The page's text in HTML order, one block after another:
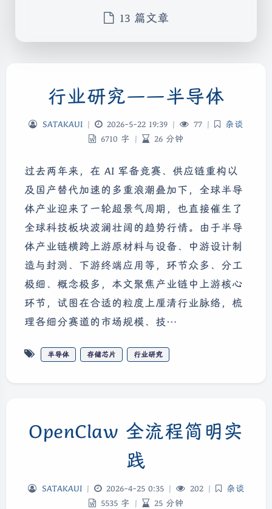
13 篇文章
行业研究——半导体
SATAKAUI | 2026-5-22 19:39 | 77 |
杂谈
6710 字 | 26 分钟
过去两年来，在 AI 军备竞赛、供应链重构以
及国产替代加速的多重浪潮叠加下，全球半导
体产业迎来了一轮超景气周期，也直接催生了
全球科技板块波澜壮阔的趋势行情。由于半导
体产业链横跨上游原材料与设备、中游设计制
造与封测、下游终端应用等，环节众多、分工
极细、概念极多，本文聚焦产业链中上游核心
环节，试图在合适的粒度上厘清行业脉络，梳
理各细分赛道的市场规模、技…
半导体 存储芯片 行业研究
OpenClaw 全流程简明实
践
SATAKAUI | 2026-4-25 0:35 | 202 |
杂谈
5535 字 | 25 分钟